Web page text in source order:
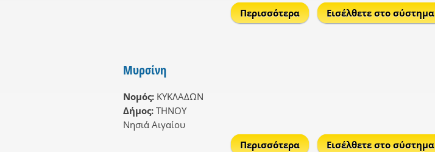
Περισσότεραγια Ποταμιά
Εισέλθετε στο σύστημα
Μυρσίνη
Νομός: ΚΥΚΛΑΔΩΝ
Δήμος: ΤΗΝΟΥ
Νησιά Αιγαίου
Περισσότεραγια Μυρσίνη
Εισέλθετε στο σύστημα